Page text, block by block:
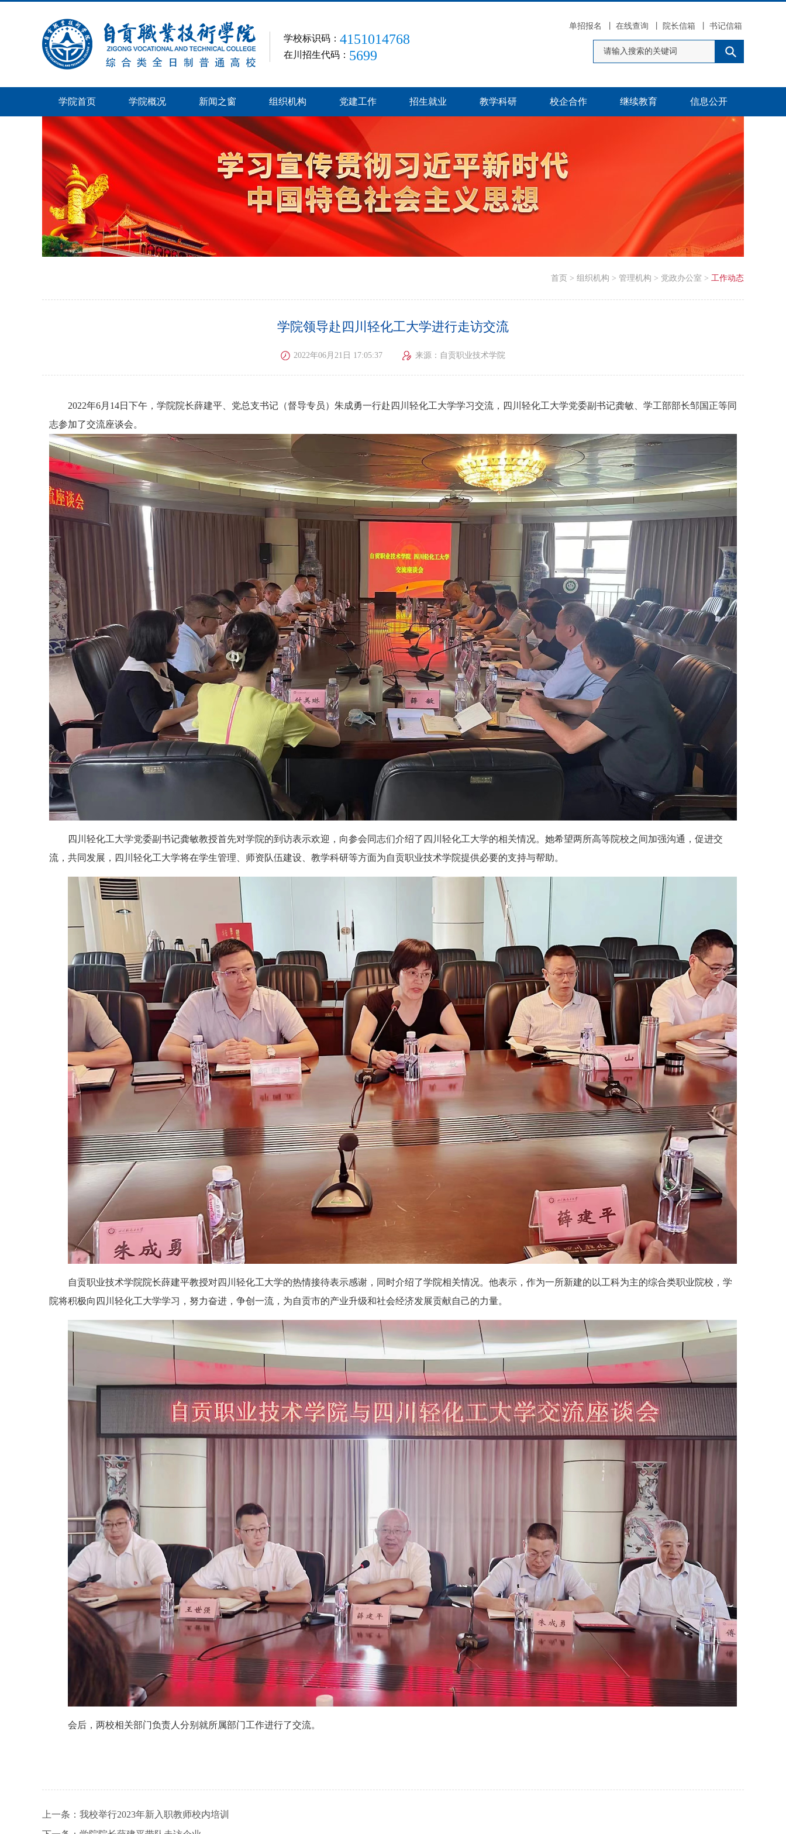
学校标识码： 4151014768
在川招生代码： 5699
单招报名 在线查询 院长信箱 书记信箱
学院首页 学院概况 新闻之窗 组织机构 党建工作 招生就业 教学科研 校企合作 继续教育 信息公开
首页 > 组织机构 > 管理机构 > 党政办公室 > 工作动态
学院领导赴四川轻化工大学进行走访交流
2022年06月21日 17:05:37 来源：自贡职业技术学院
2022年6月 14日下午，学院院长薛建平、党总支书记（督导专员）朱成勇一行赴四川轻化工大学学习交流，四川轻化工大学党委副书记龚敏、学工部部长邹国正等同
志参加了交流座谈会。
四川轻化工大学党委副书记龚敏教授首先对学院的到访表示欢迎，向参会同志们介绍了四川轻化工大学的相关情况。她希望两所高等院校之间加强沟通，促进交
流，共同发展，四川轻化工大学将在学生管理、师资队伍建设、教学科研等方面为自贡职业技术学院提供必要的支持与帮助。
自贡职业技术学院院长薛建平教授对四川轻化工大学的热情接待表示感谢，同时介绍了学院相关情况。他表示，作为一所新建的以工科为主的综合类职业院校，学
院将积极向四川轻化工大学学习，努力奋进，争创一流，为自贡市的产业升级和社会经济发展贡献自己的力量。
会后，两校相关部门负责人分别就所属部门工作进行了交流。
上一条： 我校举行2023年新入职教师校内培训